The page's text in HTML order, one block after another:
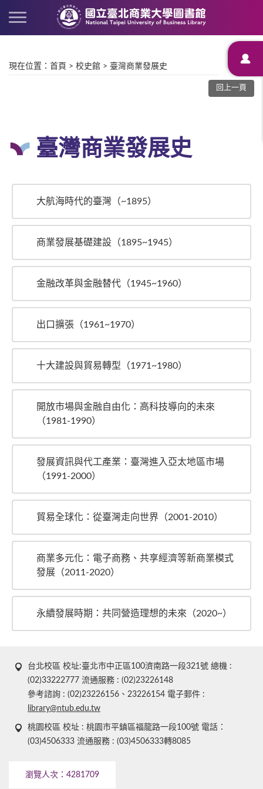
現在位置 ： 首頁 > 校史館 > 臺灣商業發展史
回上一頁
臺灣商業發展史
大航海時代的臺灣（~1895）
商業發展基礎建設（1895~1945）
金融改革與金融替代（1945~1960）
出口擴張（1961~1970）
十大建設與貿易轉型（1971~1980）
開放市場與金融自由化：高科技導向的未來
（1981-1990）
發展資訊與代工產業：臺灣進入亞太地區市場
（1991-2000）
貿易全球化：從臺灣走向世界（2001-2010）
商業多元化：電子商務、共享經濟等新商業模式
發展（2011-2020）
永續發展時期：共同營造理想的未來（2020~）
台北校區 校址:臺北市中正區100濟南路一段321號 總機 :
(02)33222777 流通服務 : (02)23226148
參考諮詢 : (02)23226156、23226154 電子郵件 :
library@ntub.edu.tw
桃園校區 校址 : 桃園市平鎮區福龍路一段100號 電話：
(03)4506333 流通服務 : (03)4506333轉8085
瀏覽人次： 4281709